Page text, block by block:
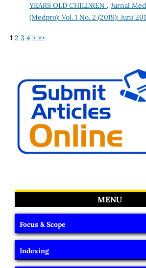
YEARS OLD CHILDREN , Jurnal
(Medpro): Vol. 1 No. 2 (2019): Juni
1 2 3 4 > >>
MENU
Focus & Scope
Indexing